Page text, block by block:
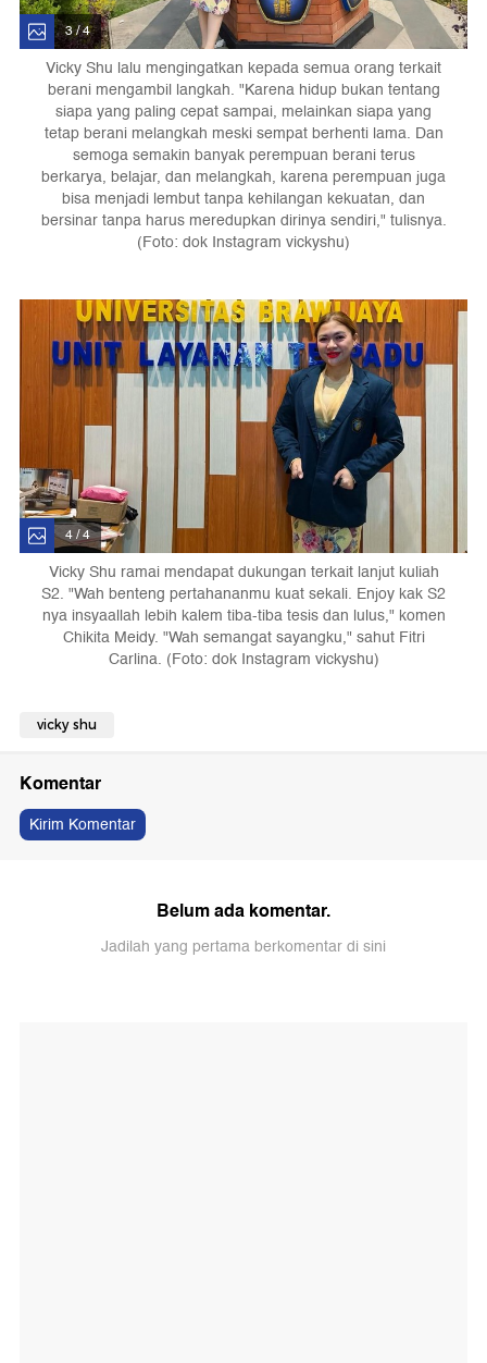
3 / 4
Vicky Shu lalu mengingatkan kepada semua orang terkait
berani mengambil langkah. "Karena hidup bukan tentang
siapa yang paling cepat sampai, melainkan siapa yang
tetap berani melangkah meski sempat berhenti lama. Dan
semoga semakin banyak perempuan berani terus
berkarya, belajar, dan melangkah, karena perempuan juga
bisa menjadi lembut tanpa kehilangan kekuatan, dan
bersinar tanpa harus meredupkan dirinya sendiri," tulisnya.
(Foto: dok Instagram vickyshu)
4 / 4
Vicky Shu ramai mendapat dukungan terkait lanjut kuliah
S2. "Wah benteng pertahananmu kuat sekali. Enjoy kak S2
nya insyaallah lebih kalem tiba-tiba tesis dan lulus," komen
Chikita Meidy. "Wah semangat sayangku," sahut Fitri
Carlina. (Foto: dok Instagram vickyshu)
vicky shu
Komentar
Kirim Komentar
Belum ada komentar.
Jadilah yang pertama berkomentar di sini